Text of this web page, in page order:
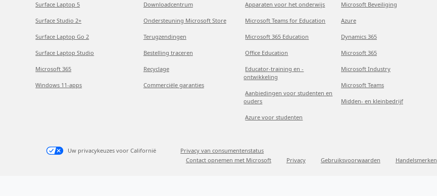
Surface Laptop 5
Surface Studio 2+
Surface Laptop Go 2
Surface Laptop Studio
Microsoft 365
Windows 11-apps
Downloadcentrum
Ondersteuning Microsoft Store
Terugzendingen
Bestelling traceren
Recyclage
Commerciële garanties
Apparaten voor het onderwijs
Microsoft Teams for Education
Microsoft 365 Education
Office Education
Educator-training en -
ontwikkeling
Aanbiedingen voor studenten en
ouders
Azure voor studenten
Microsoft Beveiliging
Azure
Dynamics 365
Microsoft 365
Microsoft Industry
Microsoft Teams
Midden- en kleinbedrijf
Uw privacykeuzes voor Californië
Privacy van consumentenstatus
Contact opnemen met Microsoft
Privacy Gebruiksvoorwaarden Handelsmerken